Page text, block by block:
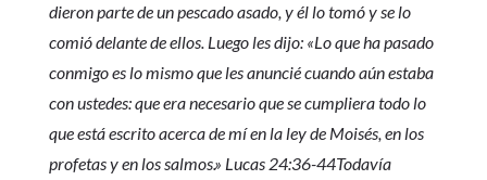
dieron parte de un pescado asado, y él lo tomó y se lo
comió delante de ellos. Luego les dijo: «Lo que ha pasado
conmigo es lo mismo que les anuncié cuando aún estaba
con ustedes: que era necesario que se cumpliera todo lo
que está escrito acerca de mí en la ley de Moisés, en los
profetas y en los salmos.» Lucas 24:36-44Todavía